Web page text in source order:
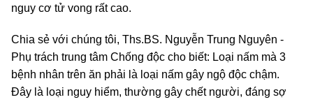
nguy cơ tử vong rất cao.
Chia sẻ với chúng tôi, Ths.BS. Nguyễn Trung Nguyên -
Phụ trách trung tâm Chống độc cho biết: Loại nấm mà 3
bệnh nhân trên ăn phải là loại nấm gây ngộ độc chậm.
Đây là loại nguy hiểm, thường gây chết người, đáng sợ